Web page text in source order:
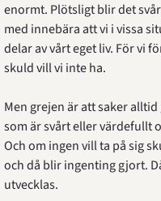
enormt. Plötsligt blir det
med innebära att vi i vissa
delar av vårt eget liv. För vi
skuld vill vi inte ha.
Men grejen är att saker
som är svårt eller värdefullt
Och om ingen vill ta på sig
och då blir ingenting gjort.
utvecklas.